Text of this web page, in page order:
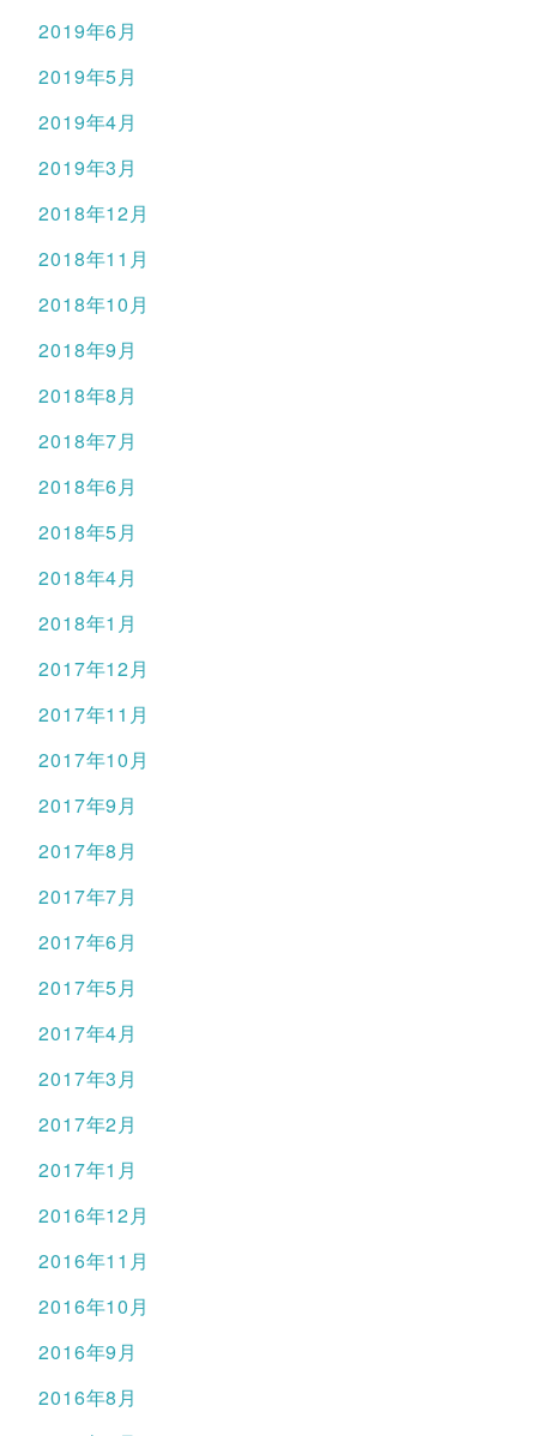
2019年6月
2019年5月
2019年4月
2019年3月
2018年12月
2018年11月
2018年10月
2018年9月
2018年8月
2018年7月
2018年6月
2018年5月
2018年4月
2018年1月
2017年12月
2017年11月
2017年10月
2017年9月
2017年8月
2017年7月
2017年6月
2017年5月
2017年4月
2017年3月
2017年2月
2017年1月
2016年12月
2016年11月
2016年10月
2016年9月
2016年8月